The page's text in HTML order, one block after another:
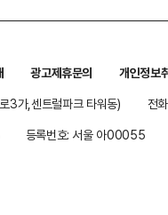
광고제휴문의
개인정보
3가,센트럴파크 타워동)
전
등록번호: 서울 아00055